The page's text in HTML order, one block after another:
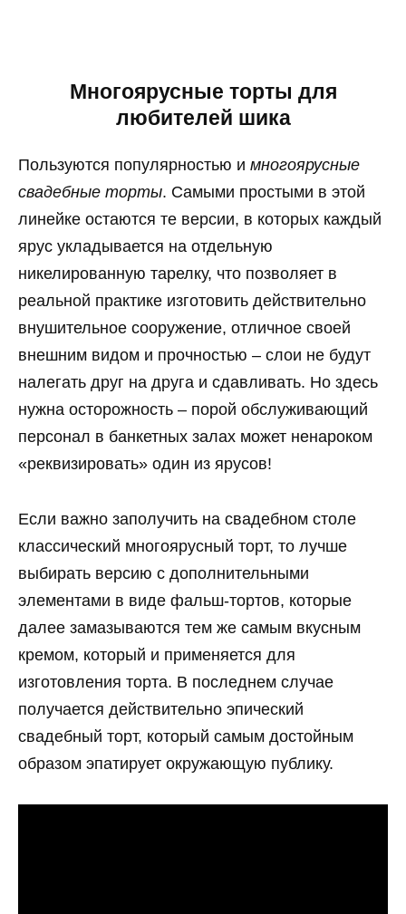
Многоярусные торты для
любителей шика
Пользуются популярностью и многоярусные
свадебные торты. Самыми простыми в этой
линейке остаются те версии, в которых каждый
ярус укладывается на отдельную
никелированную тарелку, что позволяет в
реальной практике изготовить действительно
внушительное сооружение, отличное своей
внешним видом и прочностью – слои не будут
налегать друг на друга и сдавливать. Но здесь
нужна осторожность – порой обслуживающий
персонал в банкетных залах может ненароком
«реквизировать» один из ярусов!
Если важно заполучить на свадебном столе
классический многоярусный торт, то лучше
выбирать версию с дополнительными
элементами в виде фальш-тортов, которые
далее замазываются тем же самым вкусным
кремом, который и применяется для
изготовления торта. В последнем случае
получается действительно эпический
свадебный торт, который самым достойным
образом эпатирует окружающую публику.